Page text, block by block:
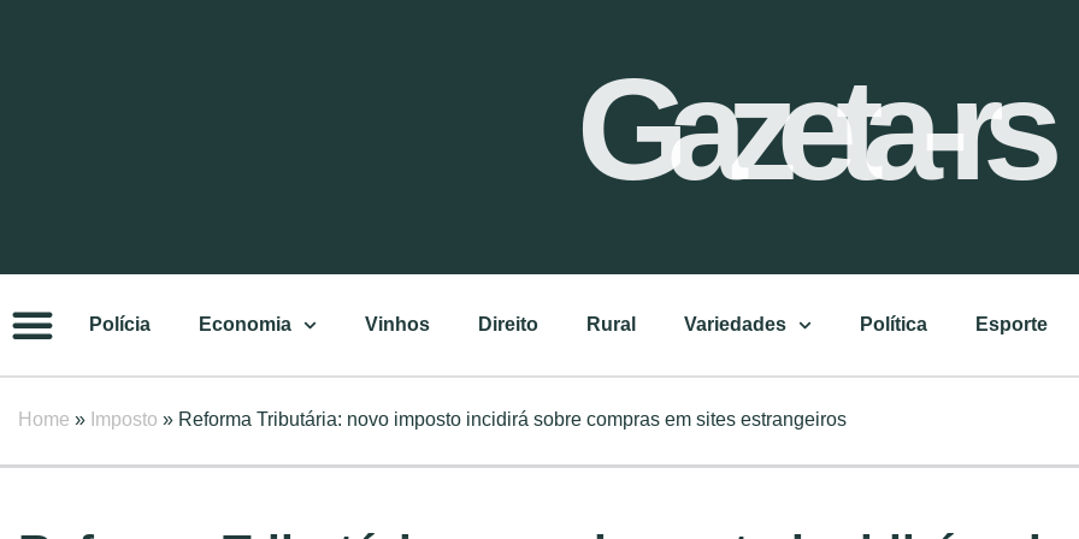
Gazeta-rs
Polícia Economia Vinhos Direito Rural Variedades Política Esporte
Home » Imposto » Reforma Tributária: novo imposto incidirá sobre compras em sites estrangeiros